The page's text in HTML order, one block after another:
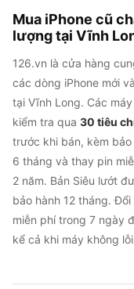
Mua iPhone cũ
lượng tại Vĩnh
126.vn là cửa hàng
các dòng iPhone mới
tại Vĩnh Long. Các
kiểm tra qua 30 tiêu
trước khi bán, kèm bảo
6 tháng và thay pin
2 năm. Bản Siêu lướt
bảo hành 12 tháng. Đổi
miễn phí trong 7 ngày
kể cả khi máy không